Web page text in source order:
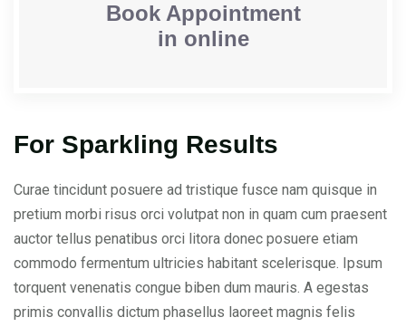
Book Appointment
in online
For Sparkling Results
Curae tincidunt posuere ad tristique fusce nam quisque in
pretium morbi risus orci volutpat non in quam cum praesent
auctor tellus penatibus orci litora donec posuere etiam
commodo fermentum ultricies habitant scelerisque. Ipsum
torquent venenatis congue biben dum mauris. A egestas
primis convallis dictum phasellus laoreet magnis felis